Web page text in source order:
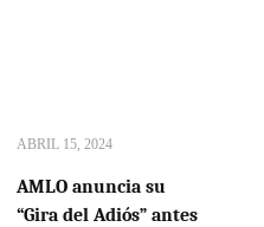
ABRIL 15, 2024
AMLO anuncia su
“Gira del Adiós” antes